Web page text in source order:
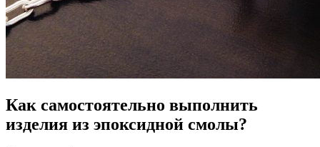
Как самостоятельно выполнить
изделия из эпоксидной смолы?